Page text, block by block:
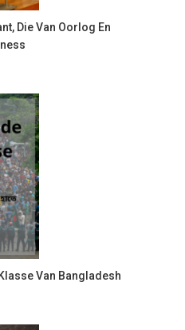
Die Van Oorlog En
Van Bangladesh